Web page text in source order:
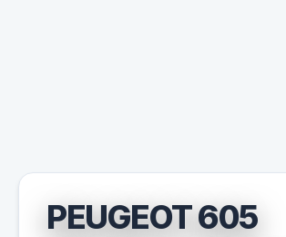
PEUGEOT 605